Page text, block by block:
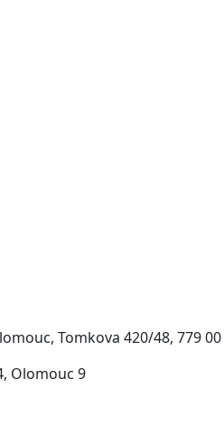
Tomkova 420/48, 779
Olomouc 9